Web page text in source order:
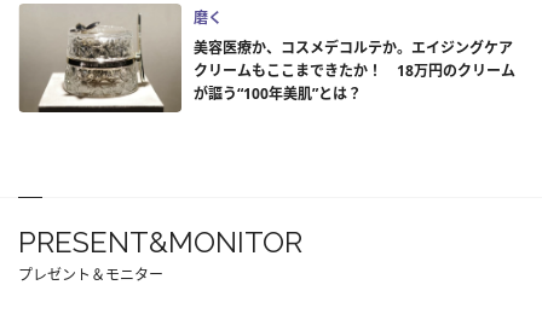
磨く
美容医療か、コスメデコルテか。エイジングケア
クリームもここまできたか！ 18万円のクリーム
が謳う“100年美肌”とは？
PRESENT&MONITOR
プレゼント＆モニター